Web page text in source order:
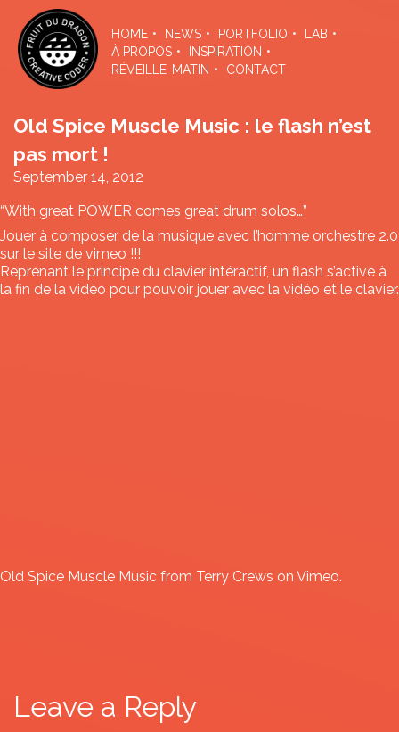
the
content
HOME NEWS PORTFOLIO
LAB
À PROPOS
INSPIRATION
RÉVEILLE-MATIN
CONTACT
Old Spice Muscle Music : le flash n’est
pas mort !
September 14, 2012
“With great POWER comes great drum solos…”
Jouer à composer de la musique avec l’homme orchestre 2.0
sur le site de vimeo !!!
Reprenant le principe du clavier intéractif, un flash s’active à
la fin de la vidéo pour pouvoir jouer avec la vidéo et le clavier.
Old Spice Muscle Music from Terry Crews on Vimeo.
Leave a Reply